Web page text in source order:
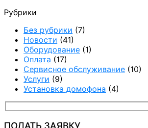
Рубрики
Без рубрики (7)
Новости (41)
Оборудование (1)
Оплата (17)
Сервисное обслуживание (10)
Услуги (9)
Установка домофона (4)